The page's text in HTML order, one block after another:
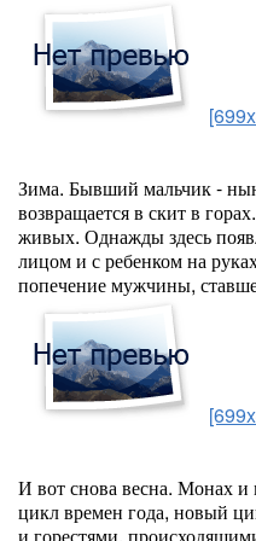
Зима. Бывший мальчик -
возвращается в скит в
живых. Однажды здесь
лицом и с ребенком на
попечение мужчины,
И вот снова весна. Монах
цикл времен года, новый